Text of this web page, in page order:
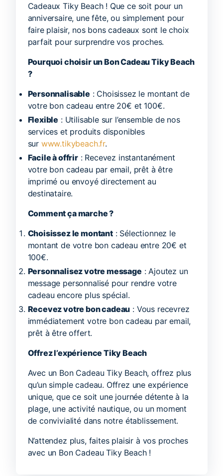
Cadeaux Tiky Beach ! Que ce soit pour un
anniversaire, une fête, ou simplement pour
faire plaisir, nos bons cadeaux sont le choix
parfait pour surprendre vos proches.
Pourquoi choisir un Bon Cadeau Tiky Beach
?
Personnalisable : Choisissez le montant de
votre bon cadeau entre 20€ et 100€.
Flexible : Utilisable sur l’ensemble de nos
services et produits disponibles
sur www.tikybeach.fr.
Facile à offrir: Recevez instantanément
votre bon cadeau par email, prêt à être
imprimé ou envoyé directement au
destinataire.
Comment ça marche ?
Choisissez le montant: Sélectionnez le
montant de votre bon cadeau entre 20€ et
100€.
Personnalisez votre message : Ajoutez un
message personnalisé pour rendre votre
cadeau encore plus spécial.
Recevez votre bon cadeau : Vous recevrez
immédiatement votre bon cadeau par email,
prêt à être offert.
Offrez l’expérience Tiky Beach
Avec un Bon Cadeau Tiky Beach, offrez plus
qu’un simple cadeau. Offrez une expérience
unique, que ce soit une journée détente à la
plage, une activité nautique, ou un moment
de convivialité dans notre établissement.
N’attendez plus, faites plaisir à vos proches
avec un Bon Cadeau Tiky Beach !